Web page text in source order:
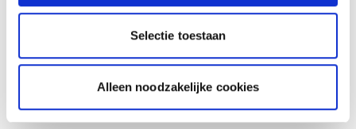
Selectie toestaan
Alleen noodzakelijke cookies